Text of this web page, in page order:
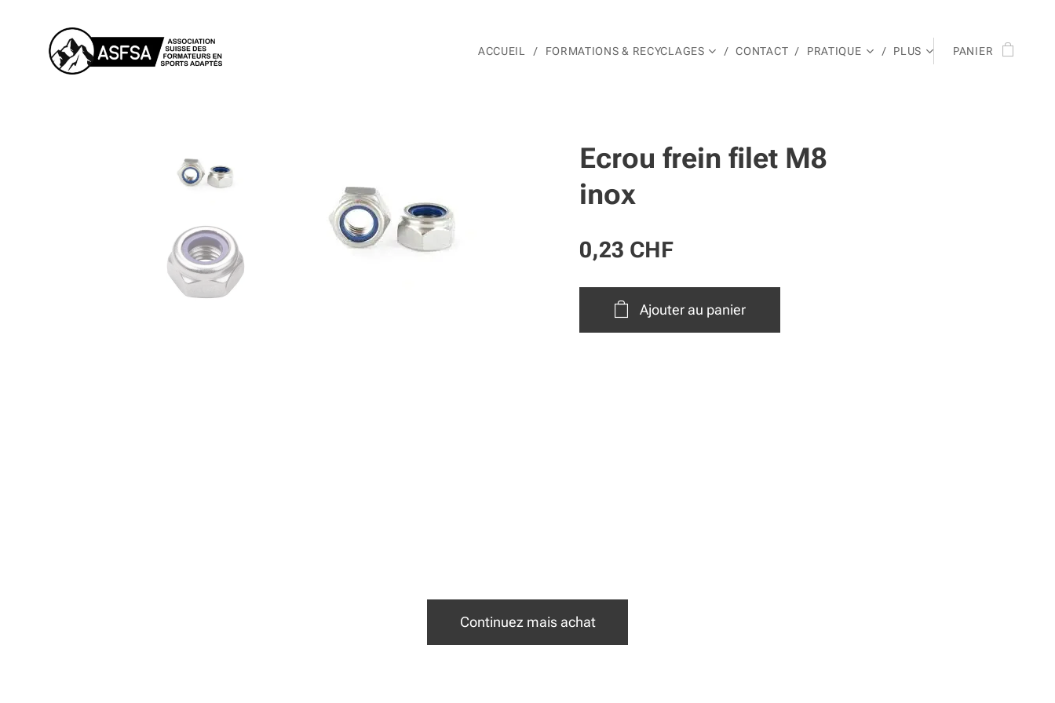
ACCUEIL FORMATIONS & RECYCLAGES CONTACT PRATIQUE PLUS PANIER
Ecrou frein filet M8
inox
0,23 CHF
Ajouter au panier
Continuez mais achat